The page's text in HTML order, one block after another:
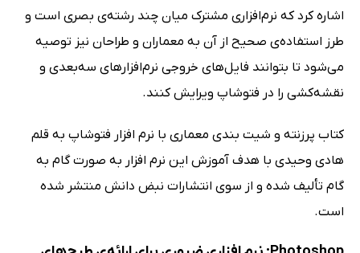
اشاره کرد که نرم‌افزاری مشترک میان چند رشته‌ی بصری است و
طرز استفاده‌ی صحیح از آن به معماران و طراحان نیز توصیه
می‌شود تا بتوانند فایل‌های خروجی نرم‌افزارهای سه‌بعدی و
نقشه‌کشی را در فتوشاپ ویرایش کنند.
کتاب پرزنته و شیت بندی معماری با نرم افزار فتوشاپ به قلم
هادی وحیدی با هدف آموزش این نرم افزار به صورت گام به
گام تألیف شده و از سوی انتشارات نبض دانش منتشر شده
است.